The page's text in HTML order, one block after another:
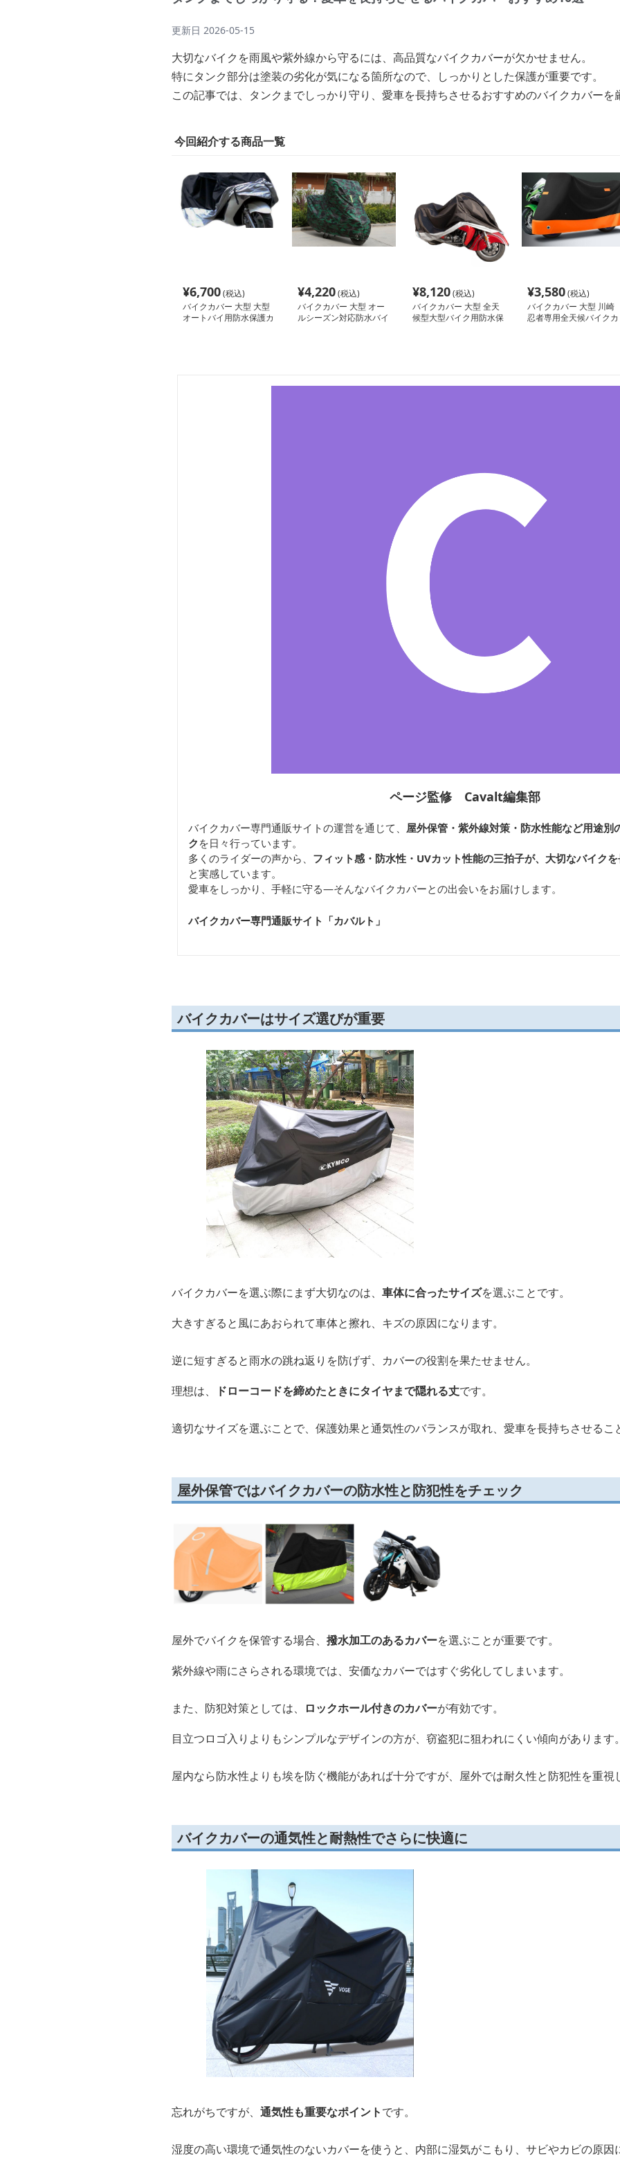
更新日 2026-05-15
大切なバイクを雨風や紫外線から守るには、高品質なバイクカバーが欠かせません。
特にタンク部分は塗装の劣化が気になる箇所なので、しっかりとした保護が重要です。
この記事では、タンクまでしっかり守り、愛車を長持ちさせるおすすめのバイクカバーを
今回紹介する商品一覧
¥6,700(税込)
バイクカバー 大型 大型
オートバイ用防水保護カ
¥4,220(税込)
バイクカバー 大型 オー
ルシーズン対応防水バイ
¥8,120(税込)
バイクカバー 大型 全天
候型大型バイク用防水保
¥3,580(税込)
バイクカバー 大型 川崎
忍者専用全天候バイクカ
ページ監修 Cavalt編集部
バイクカバー専門通販サイトの運営を通じて、 屋外保管・紫外線対策・防水性能など用途別
ク を日々行っています。
多くのライダーの声から、 フィット感・防水性・UVカット性能の三拍子が、大切なバイク
と実感しています。
愛車をしっかり、手軽に守る—そんなバイクカバーとの出会いをお届けします。
バイクカバー専門通販サイト「カバルト 」
バイクカバーはサイズ選びが重要
バイクカバーを選ぶ際にまず大切なのは、 車体に合ったサイズを選ぶことです。
大きすぎると風にあおられて車体と擦れ、キズの原因になります。
逆に短すぎると雨水の跳ね返りを防げず、カバーの役割を果たせません。
理想は、
ドローコードを締めたときにタイヤまで隠れる丈です。
適切なサイズを選ぶことで、保護効果と通気性のバランスが取れ、愛車を長持ちさせるこ
屋外保管ではバイクカバーの防水性と防犯性をチェック
屋外でバイクを保管する場合、 撥水加工のあるカバーを選ぶことが重要です。
紫外線や雨にさらされる環境では、安価なカバーではすぐ劣化してしまいます。
また、防犯対策としては、 ロックホール付きのカバーが有効です。
目立つロゴ入りよりもシンプルなデザインの方が、窃盗犯に狙われにくい傾向があります。
屋内なら防水性よりも埃を防ぐ機能があれば十分ですが、屋外では耐久性と防犯性を重視
バイクカバーの通気性と耐熱性でさらに快適に
忘れがちですが、 通気性も重要なポイントです。
湿度の高い環境で通気性のないカバーを使うと、内部に湿気がこもり、サビやカビの原因